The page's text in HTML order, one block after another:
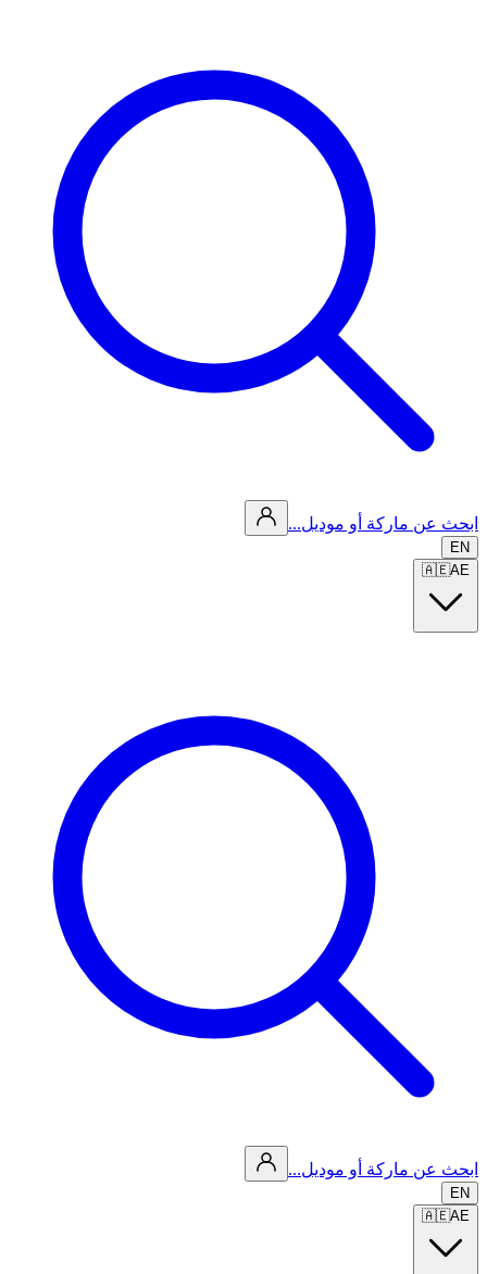
ابحث عن ماركة أو موديل...
EN
🇦🇪AE
ابحث عن ماركة أو موديل...
EN
🇦🇪AE